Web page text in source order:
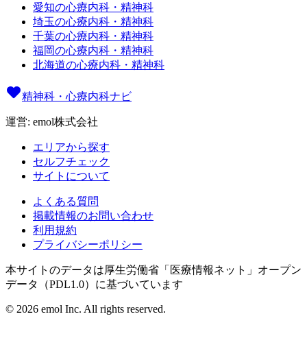
愛知の心療内科・精神科
埼玉の心療内科・精神科
千葉の心療内科・精神科
福岡の心療内科・精神科
北海道の心療内科・精神科
精神科・心療内科ナビ
運営: emol株式会社
エリアから探す
セルフチェック
サイトについて
よくある質問
掲載情報のお問い合わせ
利用規約
プライバシーポリシー
本サイトのデータは厚生労働省「医療情報ネット」オープン
データ（PDL1.0）に基づいています
© 2026 emol Inc. All rights reserved.